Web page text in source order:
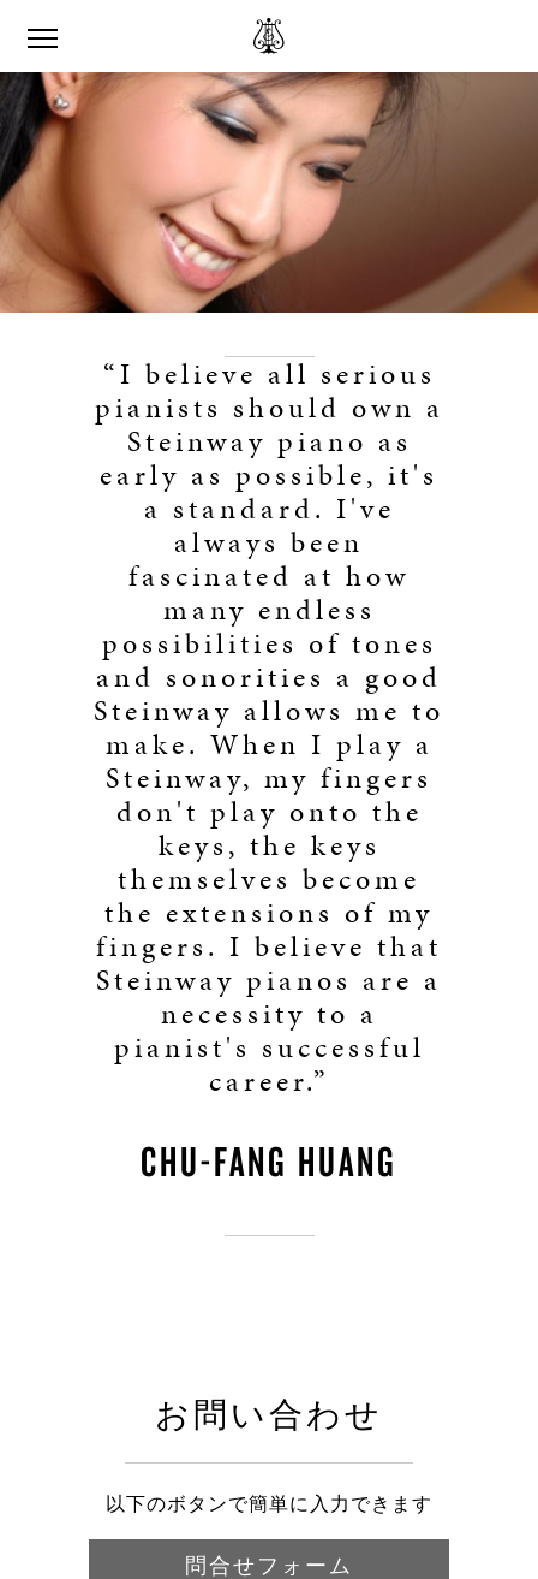
“I believe all serious
pianists should own a
Steinway piano as
early as possible, it's
a standard. I've
always been
fascinated at how
many endless
possibilities of tones
and sonorities a good
Steinway allows me to
make. When I play a
Steinway, my fingers
don't play onto the
keys, the keys
themselves become
the extensions of my
fingers. I believe that
Steinway pianos are a
necessity to a
pianist's successful
career.”
CHU-FANG HUANG
お問い合わせ
以下のボタンで簡単に入力できます
問合せフォーム